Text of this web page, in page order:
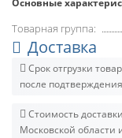
Основные
Товарная группа:
Доставка
Срок отгрузки
после
Стоимость
Московской области